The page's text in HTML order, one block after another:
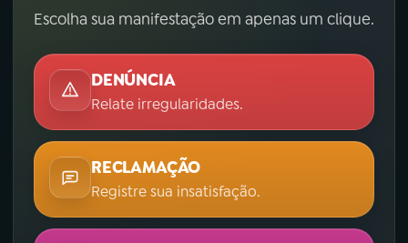
Escolha sua manifestação em apenas um clique.
DENÚNCIA
Relate irregularidades.
RECLAMAÇÃO
Registre sua insatisfação.